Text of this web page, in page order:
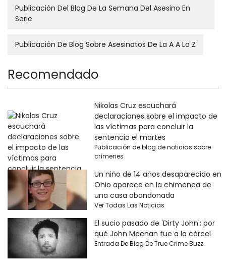
Publicación Del Blog De La Semana Del Asesino En
Serie
Publicación De Blog Sobre Asesinatos De La A A La Z
Recomendado
Nikolas Cruz escuchará
declaraciones sobre el impacto de
las víctimas para concluir la
sentencia el martes
Publicación de blog de noticias sobre
crímenes
Un niño de 14 años desaparecido en
Ohio aparece en la chimenea de
una casa abandonada
Ver Todas Las Noticias
El sucio pasado de 'Dirty John': por
qué John Meehan fue a la cárcel
Entrada De Blog De True Crime Buzz